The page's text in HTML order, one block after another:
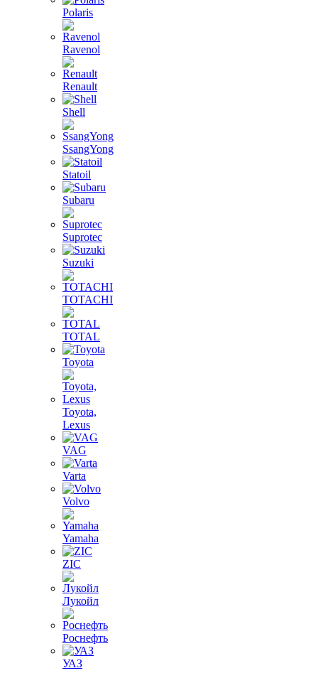
Polaris
Ravenol
Renault
Shell
SsangYong
Statoil
Subaru
Suprotec
Suzuki
TOTACHI
TOTAL
Toyota
Toyota,
Lexus
VAG
Varta
Volvo
Yamaha
ZIC
Лукойл
Роснефть
УАЗ